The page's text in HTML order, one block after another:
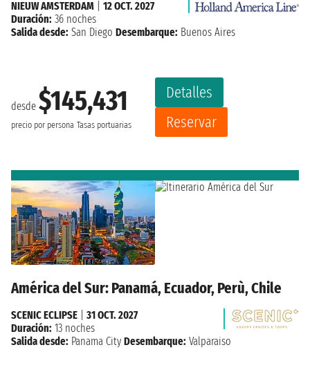
desde $145,431
precio por persona Tasas portuarias
Detalles
Reservar
NIEUW AMSTERDAM
12 OCT. 2027
Duración: 36 noches
Salida desde: San Diego Desembarque: Buenos Aires
América del Sur: Panamá, Ecuador, Perù, Chile
SCENIC ECLIPSE
31 OCT. 2027
Duración: 13 noches
Salida desde: Panama City Desembarque: Valparaiso